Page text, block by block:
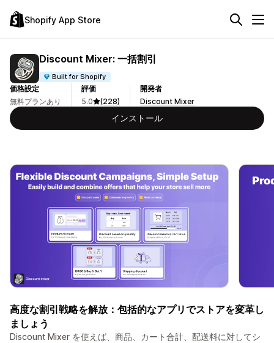
Shopify App Store
Discount Mixer: 一括割引
Built for Shopify
価格設定
無料プランあり
評価
5.0
(228)
開発者
Discount Mixer
インストール
高度な割引戦略を解放：包括的なアプリでストアを変革し
ましょう
Discount Mixer を使えば、商品、カート合計、配送料に対してシ